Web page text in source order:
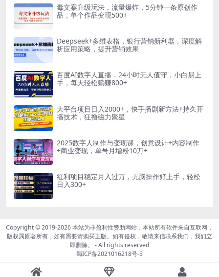
毒文案升级玩法，流量爆炸，5分钟一条原创作
品，单个作品变现500+
Deepseek+多维表格，银行营销新利器，深度解
析应用策略，提升营销效果
百度AI数字人直播，24小时无人值守，小白易上
手，每天轻松躺赚800+
大平台项目日入2000+，快手播剧新方法+持久开
播技术，狂撸磁力聚星
2025数字人制作与变现课，创意设计+内容制作
+商业变现，单号月增粉10万+
红利项目稳定月入过万，无脑操作好上手，轻松
日入300+
Copyright © 2019-2026本站为非盈利性赞助网站，本站所有软件来自互联网，
版权属原著所有，如有需要请购买正版。如有侵权，敬请来信联系我们，我们立
即删除。
- All rights reserved
蜀ICP备2021016218号-5